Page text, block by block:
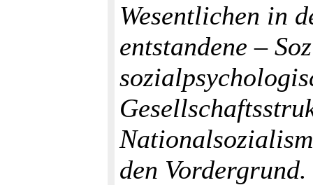
Wesentlichen in
entstandene –
den